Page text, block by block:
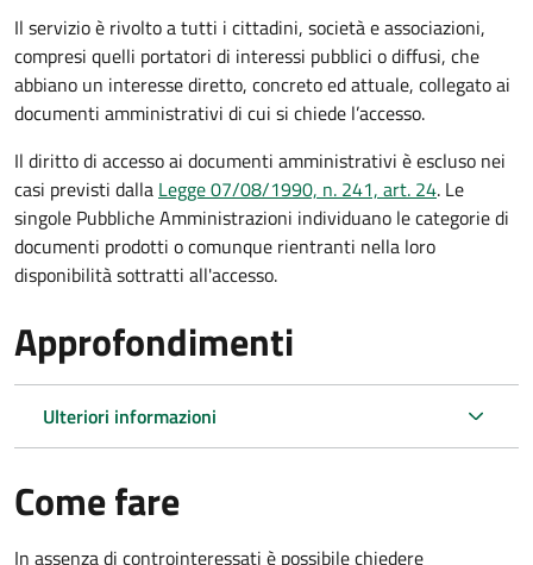
Il servizio è rivolto a tutti i cittadini, società e associazioni,
compresi quelli portatori di interessi pubblici o diffusi, che
abbiano un interesse diretto, concreto ed attuale, collegato ai
documenti amministrativi di cui si chiede l’accesso.
Il diritto di accesso ai documenti amministrativi è escluso nei
casi previsti dalla Legge 07/08/1990, n. 241, art. 24. Le
singole Pubbliche Amministrazioni individuano le categorie di
documenti prodotti o comunque rientranti nella loro
disponibilità sottratti all'accesso.
Approfondimenti
Ulteriori informazioni
Come fare
In assenza di controinteressati è possibile chiedere